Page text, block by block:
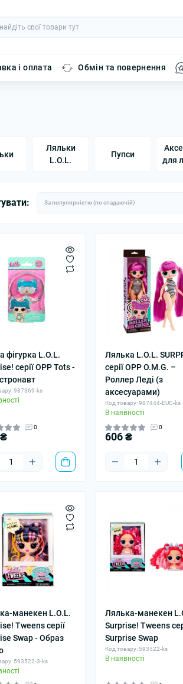
і оплата Обмін та повернення
Ляльки
L.O.L.
Пупси
для
фігурка L.O.L.
серії OPP Tots -
987369-ks
0
Лялька L.O.L.
серії OPP O.M.G. –
Роллер Леді (з
аксесуарами)
Код товару: 987444-EUC-ks
В наявності
0
606 ₴
манекен L.O.L.
Tweens серії
Swap - Образ
593522-3-ks
Лялька-манекен
Surprise! Tweens
Surprise Swap
Код товару: 593522-ks
В наявності